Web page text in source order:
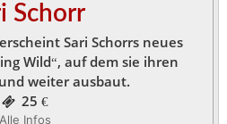
Schorr
Sari Schorrs neues
Wild“, auf dem sie ihren
weiter ausbaut.
25 €
Alle Infos